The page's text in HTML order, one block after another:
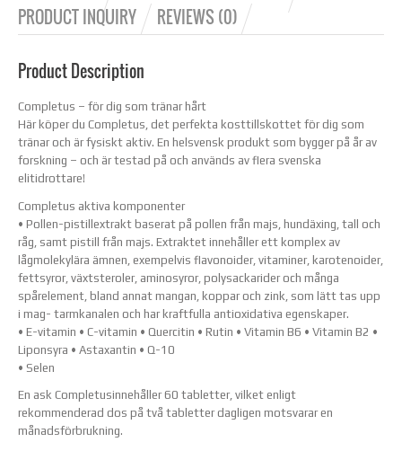
PRODUCT INQUIRY
REVIEWS (0)
Product Description
Completus – för dig som tränar hårt
Här köper du Completus, det perfekta kosttillskottet för dig som
tränar och är fysiskt aktiv. En helsvensk produkt som bygger på år av
forskning – och är testad på och används av flera svenska
elitidrottare!
Completus aktiva komponenter
• Pollen-pistillextrakt baserat på pollen från majs, hundäxing, tall och
råg, samt pistill från majs. Extraktet innehåller ett komplex av
lågmolekylära ämnen, exempelvis flavonoider, vitaminer, karotenoider,
fettsyror, växtsteroler, aminosyror, polysackarider och många
spårelement, bland annat mangan, koppar och zink, som lätt tas upp
i mag- tarmkanalen och har kraftfulla antioxidativa egenskaper.
• E-vitamin • C-vitamin • Quercitin • Rutin • Vitamin B6 • Vitamin B2 •
Liponsyra • Astaxantin • Q-10
• Selen
En ask Completusinnehåller 60 tabletter, vilket enligt
rekommenderad dos på två tabletter dagligen motsvarar en
månadsförbrukning.